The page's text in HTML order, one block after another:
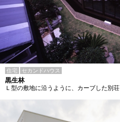
住宅 セカンドハウス
黒生林
Ｌ型の敷地に沿うように、カーブした別荘